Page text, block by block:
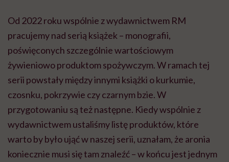
Od 2022 roku wspólnie z wydawnictwem RM
pracujemy nad serią książek – monografii,
poświęconych szczególnie wartościowym
żywieniowo produktom spożywczym. W ramach tej
serii powstały między innymi książki o kurkumie,
czosnku, pokrzywie czy czarnym bzie. W
przygotowaniu są też następne. Kiedy wspólnie z
wydawnictwem ustaliśmy listę produktów, które
warto by było ująć w naszej serii, uznałam, że aronia
koniecznie musi się tam znaleźć – w końcu jest jednym